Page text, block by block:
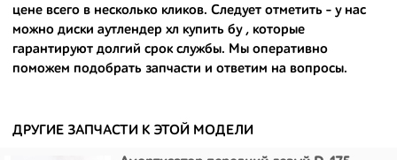
Ведь наши запчасти:
- доступные по цене;
- сняты только с автомобилей, которые ездили по превосходным
- имеют большой запас прочности и невыробатанный ресурс, и
цене всего в несколько кликов. Следует отметить - у нас
можно диски аутлендер хл купить бу, которые
гарантируют долгий срок службы. Мы оперативно
поможем подобрать запчасти и ответим на вопросы.
ДРУГИЕ ЗАПЧАСТИ К ЭТОЙ МОДЕЛИ